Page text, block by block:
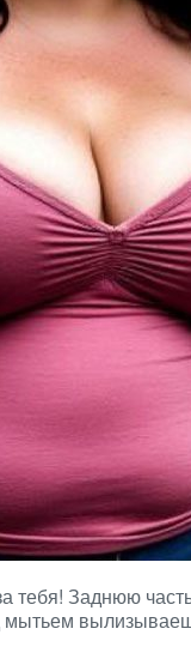
тебя! Заднюю
мытьем